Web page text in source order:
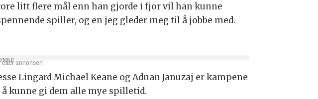
litt flere mål enn han gjorde i fjor vil han kunne
spiller, og en jeg gleder meg til å jobbe med.
Lingard Michael Keane og Adnan Januzaj er kampene
kunne gi dem alle mye spilletid.